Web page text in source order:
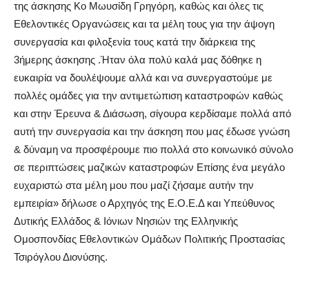
της άσκησης Κο Μωυσίδη Γρηγόρη, καθώς και όλες τις
Εθελοντικές Οργανώσεις και τα μέλη τους για την άψογη
συνεργασία και φιλοξενία τους κατά την διάρκεια της
3ήμερης άσκησης .Ήταν όλα πολύ καλά μας δόθηκε η
ευκαιρία να δουλέψουμε αλλά και να συνεργαστούμε με
πολλές ομάδες για την αντιμετώπιση καταστροφών καθώς
και στην Έρευνα & Διάσωση, σίγουρα κερδίσαμε πολλά από
αυτή την συνεργασία και την άσκηση που μας έδωσε γνώση
& δύναμη να προσφέρουμε πιο πολλά στο κοινωνικό σύνολο
σε περιπτώσεις μαζικών καταστροφών Επίσης ένα μεγάλο
ευχαριστώ στα μέλη μου που μαζί ζήσαμε αυτήν την
εμπειρία» δήλωσε ο Αρχηγός της Ε.Ο.Ε.Δ και Υπεύθυνος
Δυτικής Ελλάδος & Ιόνιων Νησιών της Ελληνικής
Ομοσπονδίας Εθελοντικών Ομάδων Πολιτικής Προστασίας
Τσιρόγλου Διονύσης.